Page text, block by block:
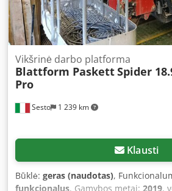
Sesto 1 239 km
Vikšrinė darbo platforma
Blattform PaskettSpider
Pro
Klausti
Būklė: geras (naudotas),
funkcionalus, Gamybos metai: 2019,